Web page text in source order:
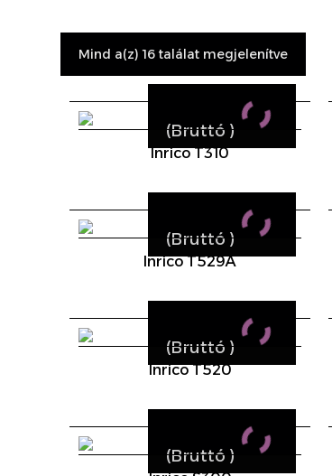
Mind a(z) 16 találat megjelenítve
Inrico T310
(Bruttó )
Inrico T529A
(Bruttó )
Inrico T520
(Bruttó )
(Bruttó )